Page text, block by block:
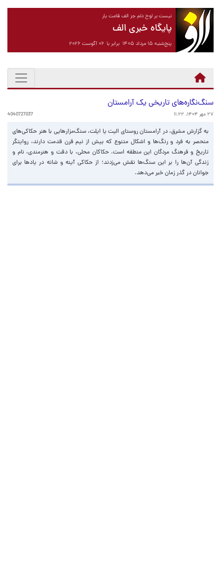
نیست بر لوح دلم جز الف قامت یار
پایگاه خبری الف
پنج‌شنبه ۱۵ مرداد ۱۴۰۵ برابر با ۰۶ آگوست ۲۰۲۶
سنگ‌نگاره‌های تاریخی یک آرامستان
۲۷ مهر ۱۴۰۴، ۱۱:۲۲ 4040727037
به گزارش مشرق، در آرامستان روستای الیت یا ایلت، سنگ‌مزارهایی با هنر حکاکی‌های
منحصر به فرد و رنگ‌ها و اشکال متنوع که بیش از نیم قرن قدمت دارند، روایتگر
تاریخ و فرهنگ مردگان این منطقه است. حکاکان محلی، با دقت و هنرمندی، نام و
زندگی آن‌ها را بر این سنگ‌ها نقش می‌زدند؛ از حکاکی آینه و شانه در یادها برای
جوانان در گذر زمان خبر می‌دهد.